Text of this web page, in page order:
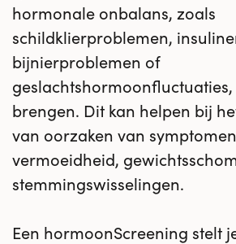
hormonale onbalans, zoals
schildklierproblemen,
bijnierproblemen of
brengen. Dit kan helpen bij
van oorzaken van
vermoeidheid,
stemmingswisselingen.
Een hormoonScreening stelt